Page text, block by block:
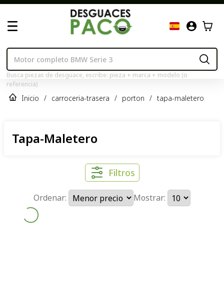
Busca piezas de desguace, escribe: pieza + marca + modelo (o
referencia)
Inicio / carroceria-trasera / porton / tapa-maletero
Tapa-Maletero
Filtros
Ordenar: Mostrar: